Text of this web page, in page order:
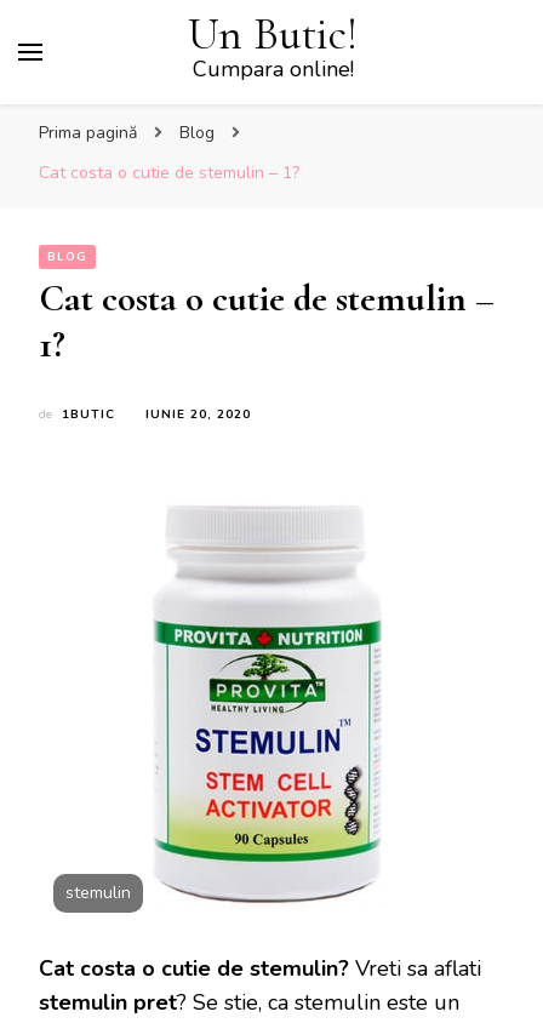
Un Butic!
Cumpara online!
Prima pagină
Blog
Cat costa o cutie de stemulin – 1?
BLOG
Cat costa o cutie de stemulin –
1?
de 1BUTIC IUNIE 20, 2020
stemulin
Cat costa o cutie de stemulin? Vreti sa aflati
stemulin pret? Se stie, ca stemulin este un